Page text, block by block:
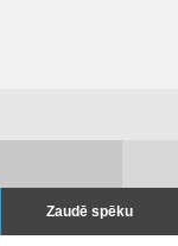
Zaudē spēku